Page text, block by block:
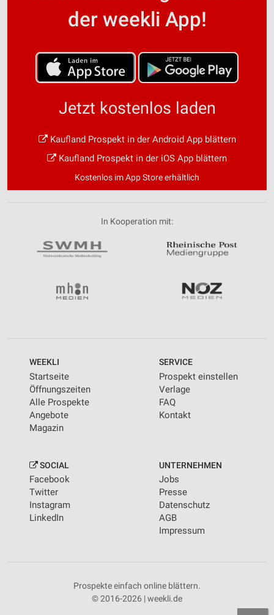
der weekli App!
Jetzt kostenlos laden
Kaufland Prospekt in der Android App blättern
Kaufland Prospekt in der iOS App blättern
Kostenlos im App Store erhältlich
In Kooperation mit:
WEEKLI
Startseite
Öffnungszeiten
Alle Prospekte
Angebote
Magazin
SERVICE
Prospekt einstellen
Verlage
FAQ
Kontakt
SOCIAL
Facebook
Twitter
Instagram
LinkedIn
UNTERNEHMEN
Jobs
Presse
Datenschutz
AGB
Impressum
Prospekte einfach online blättern.
© 2016-2026 | weekli.de